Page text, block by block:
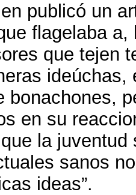
publicó un
flagelaba a,
que tejen
ideúchas,
bonachones,
en su
la
sanos
ideas”.